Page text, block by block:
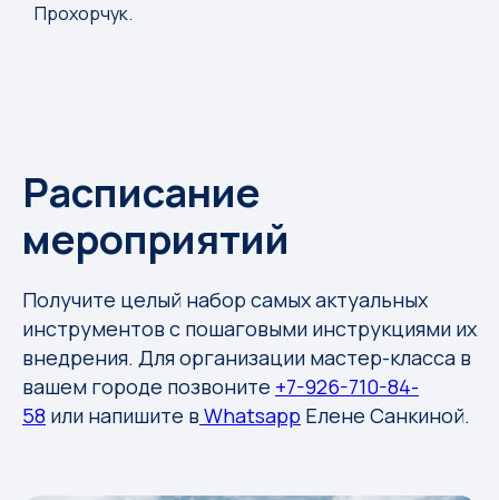
Прохорчук.
с Александром Санкиным
Расписание
мероприятий
Получите целый набор самых актуальных
инструментов с пошаговыми инструкциями их
внедрения. Для организации мастер-класса в
вашем городе позвоните +7-926-710-84-
58 или напишите в Whatsapp Елене Санкиной.